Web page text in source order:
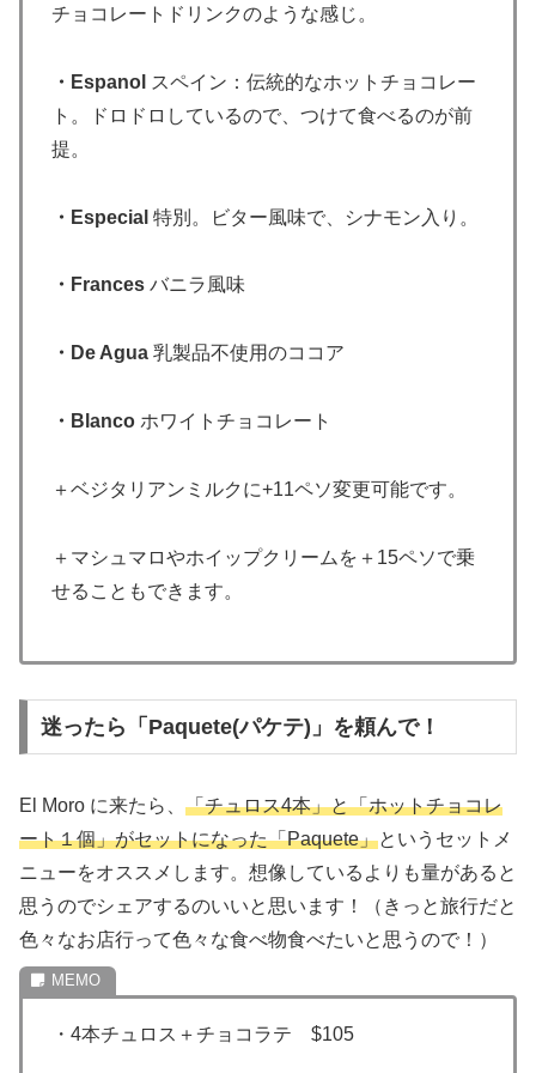
チョコレートドリンクのような感じ。
・Espanol スペイン：伝統的なホットチョコレー
ト。ドロドロしているので、つけて食べるのが前
提。
・Especial 特別。ビター風味で、シナモン入り。
・Frances バニラ風味
・De Agua 乳製品不使用のココア
・Blanco ホワイトチョコレート
＋ベジタリアンミルクに+11ペソ変更可能です。
＋マシュマロやホイップクリームを＋15ペソで乗
せることもできます。
迷ったら「Paquete(パケテ)」を頼んで！
El Moro に来たら、 「チュロス4本」と「ホットチョコレ
ート１個」がセットになった「Paquete」というセットメ
ニューをオススメします。想像しているよりも量があると
思うのでシェアするのいいと思います！（きっと旅行だと
色々なお店行って色々な食べ物食べたいと思うので！）
・4本チュロス＋チョコラテ $105